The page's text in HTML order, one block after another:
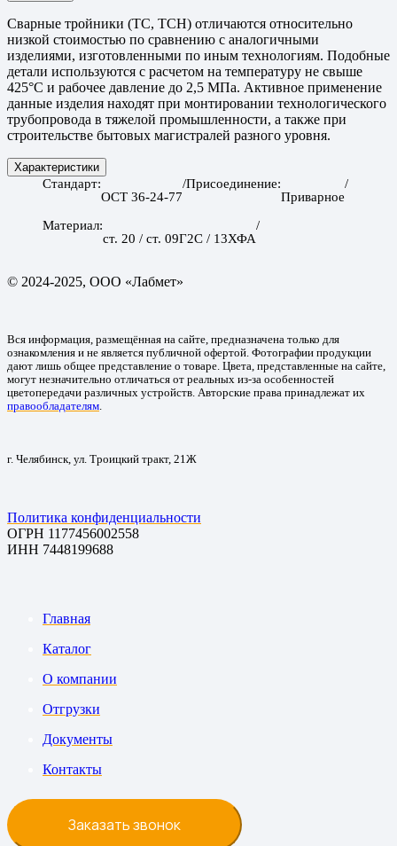
Сварные тройники (ТС, ТСН) отличаются относительно
низкой стоимостью по сравнению с аналогичными
изделиями, изготовленными по иным технологиям. Подобные
детали используются с расчетом на температуру не свыше
425°C и рабочее давление до 2,5 МПа. Активное применение
данные изделия находят при монтировании технологического
трубопровода в тяжелой промышленности, а также при
строительстве бытовых магистралей разного уровня.
Характеристики
Стандарт
ОСТ 36-24-77
Присоединение
Приварное
Материал
ст. 20 / ст. 09Г2С / 13ХФА
© 2024-2025, ООО «Лабмет»
Вся информация, размещённая на сайте, предназначена только для
ознакомления и не является публичной офертой. Фотографии продукции
дают лишь общее представление о товаре. Цвета, представленные на сайте,
могут незначительно отличаться от реальных из-за особенностей
цветопередачи различных устройств. Авторские права принадлежат их
правообладателям
г. Челябинск, ул. Троицкий тракт, 21Ж
Политика конфиденциальности
ОГРН 1177456002558
ИНН 7448199688
Главная
Каталог
О компании
Отгрузки
Документы
Контакты
Заказать звонок